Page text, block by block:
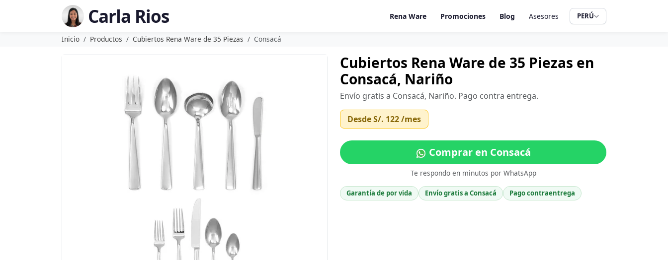
Carla Rios Rena Ware Promociones Blog Asesores PERÚ
Inicio Productos Cubiertos Rena Ware de 35 Piezas Consacá
Cubiertos Rena Ware de 35 Piezas en
Consacá, Nariño
Envío gratis a Consacá, Nariño. Pago contra entrega.
DesdeS/. 122/mes
Comprar en Consacá
Te respondo en minutos por WhatsApp
Garantía de por vida Envío gratis a Consacá Pago contraentrega